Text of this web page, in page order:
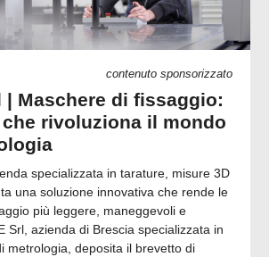
contenuto sponsorizzato
| Maschere di fissaggio:
rivoluziona il mondo
specializzata in tarature, misure 3D
una soluzione innovativa che rende le
più leggere, maneggevoli e
Srl, azienda di Brescia specializzata in
metrologia, deposita il brevetto di